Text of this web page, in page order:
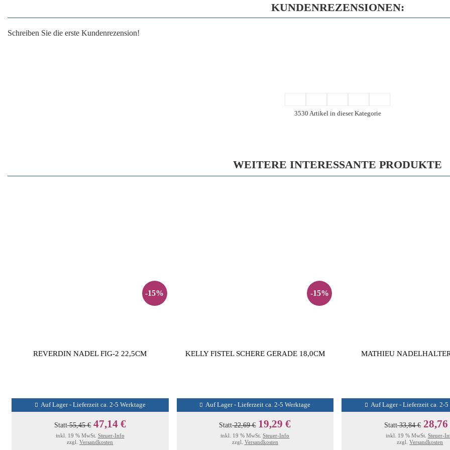
KUNDENREZENSIONEN:
Schreiben Sie die erste Kundenrezension!
3530 Artikel in dieser Kategorie
WEITERE INTERESSANTE PRODUKTE
-15%
REVERDIN NADEL FIG-2 22,5CM
Auf Lager - Lieferzeit ca. 2-5 Werktage
Statt55,45 € 47,14 €
inkl. 19 % MwSt. Steuer-Info
zzgl.Versandkosten
-15%
KELLY FISTEL SCHERE GERADE 18,0CM
Auf Lager - Lieferzeit ca. 2-5 Werktage
Statt22,69 € 19,29 €
inkl. 19 % MwSt.Steuer-Info
zzgl. Versandkosten
MATHIEU
Auf Lager - Lieferzeit ca. 2-5
Statt33,84 € 28,76
inkl. 19 % MwSt. Steuer-
zzgl.Versandkosten